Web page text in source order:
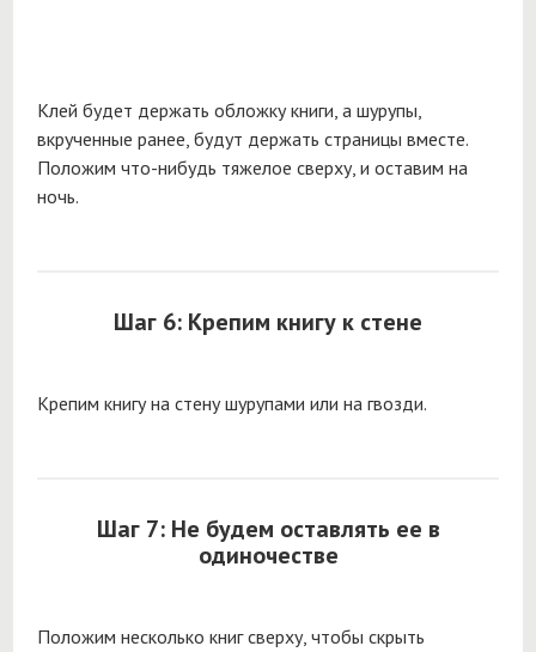
Клей будет держать обложку книги, а шурупы,
вкрученные ранее, будут держать страницы вместе.
Положим что-нибудь тяжелое сверху, и оставим на
ночь.
Шаг 6: Крепим книгу к стене
Крепим книгу на стену шурупами или на гвозди.
Шаг 7: Не будем оставлять ее в
одиночестве
Положим несколько книг сверху, чтобы скрыть